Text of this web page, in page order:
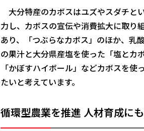
大分特産のカボスはユズやスダチと
力し、カボスの宣伝や消費拡大に取り
あり、「つぶらなカボス」のほか、乳
の果汁と大分県産塩を使った「塩とカ
「かぼすハイボール」などカボスを
たいと考えています。
循環型農業を推進 人材育成に